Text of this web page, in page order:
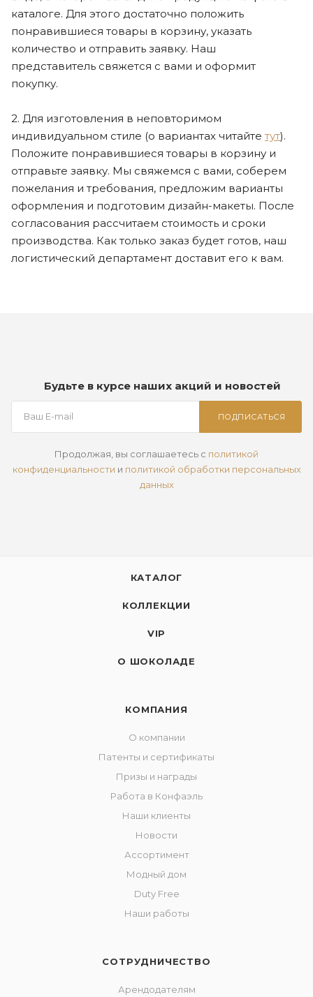
каталоге. Для этого достаточно положить
понравившиеся товары в корзину, указать
количество и отправить заявку. Наш
представитель свяжется с вами и оформит
покупку.
2. Для изготовления в неповторимом
индивидуальном стиле (о вариантах читайте тут).
Положите понравившиеся товары в корзину и
отправьте заявку. Мы свяжемся с вами, соберем
пожелания и требования, предложим варианты
оформления и подготовим дизайн-макеты. После
согласования рассчитаем стоимость и сроки
производства. Как только заказ будет готов, наш
логистический департамент доставит его к вам.
Будьте в курсе наших акций и новостей
ПОДПИСАТЬСЯ
Продолжая, вы соглашаетесь с политикой
конфиденциальности и политикой обработки персональных
данных
КАТАЛОГ
КОЛЛЕКЦИИ
VIP
О ШОКОЛАДЕ
КОМПАНИЯ
О компании
Патенты и сертификаты
Призы и награды
Работа в Конфаэль
Наши клиенты
Новости
Ассортимент
Модный дом
Duty Free
Наши работы
СОТРУДНИЧЕСТВО
Арендодателям